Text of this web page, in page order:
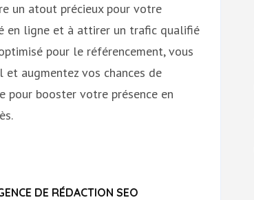
un atout précieux pour votre
en ligne et à attirer un trafic qualifié
pour le référencement, vous
augmentez vos chances de
pour booster votre présence en
DE RÉDACTION SEO